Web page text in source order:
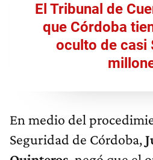
El Tribunal de
que Córdoba
oculto de casi
En medio del
Seguridad de Córdoba,